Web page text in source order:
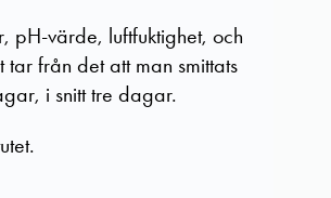
pH-värde, luftfuktighet, och
från det att man smittats
i snitt tre dagar.